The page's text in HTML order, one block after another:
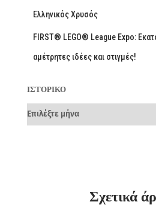
Ελληνικός Χρυσός
FIRST® LEGO® League Expo:
αμέτρητες ιδέες και στιγμές!
ΙΣΤΟΡΙΚΌ
Σχετικά